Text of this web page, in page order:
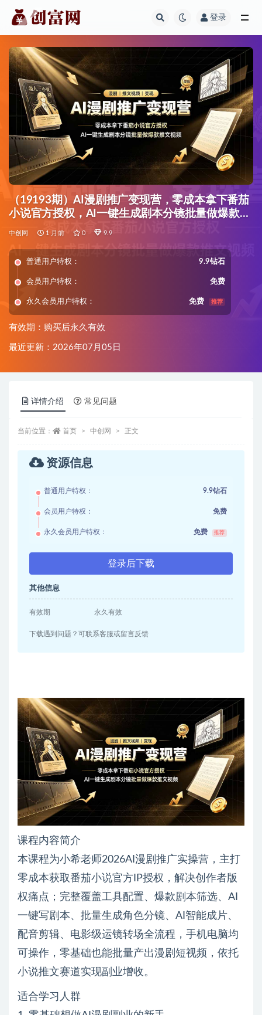
登录
（19193期）AI漫剧推广变现营，零成本拿下番茄
小说官方授权，AI一键生成剧本分镜批量做爆款推
文视频
中创网 1 月前 0 9.9
普通用户特权： 9.9钻石
会员用户特权： 免费
永久会员用户特权： 免费 推荐
有效期：购买后永久有效
最近更新：2026年07月05日
详情介绍 常见问题
当前位置： 首页 中创网 正文
资源信息
普通用户特权： 9.9钻石
会员用户特权： 免费
永久会员用户特权： 免费 推荐
登录后下载
其他信息
有效期 永久有效
下载遇到问题？可联系客服或留言反馈
课程内容简介
本课程为小希老师2026AI漫剧推广实操营，主打
零成本获取番茄小说官方IP授权，解决创作者版
权痛点；完整覆盖工具配置、爆款剧本筛选、AI
一键写剧本、批量生成角色分镜、AI智能成片、
配音剪辑、电影级运镜转场全流程，手机电脑均
可操作，零基础也能批量产出漫剧短视频，依托
小说推文赛道实现副业增收。
适合学习人群